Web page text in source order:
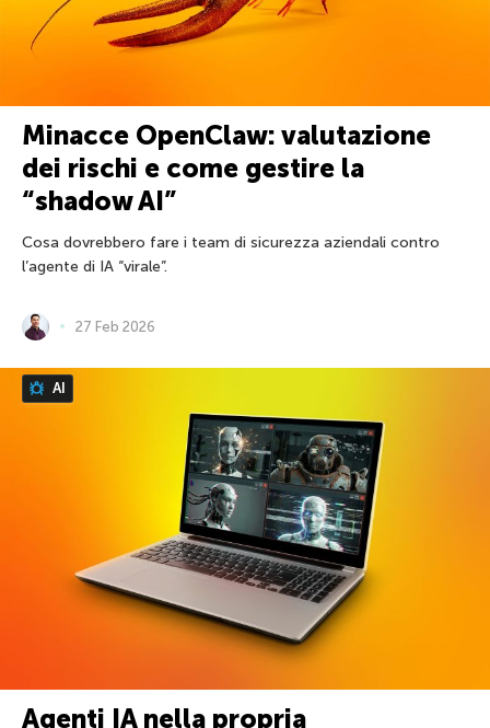
Minacce OpenClaw: valutazione
dei rischi e come gestire la
“shadow AI”
Cosa dovrebbero fare i team di sicurezza aziendali contro
l’agente di IA “virale”.
27 Feb 2026
AI
Agenti IA nella propria